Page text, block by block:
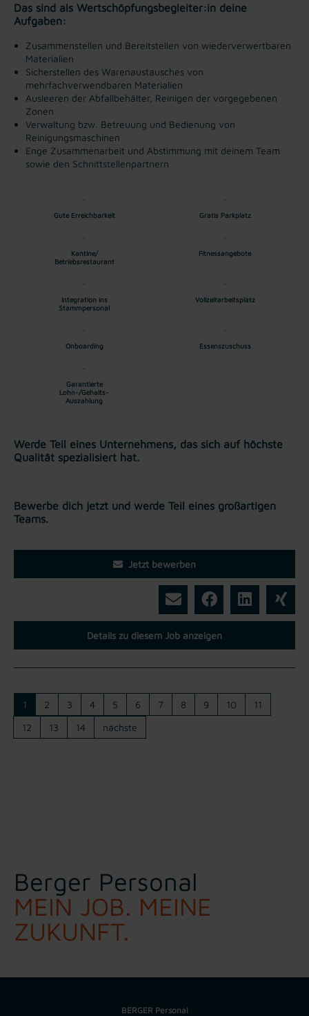
Das sind als Wertschöpfungsbegleiter:in deine
Aufgaben:
Zusammenstellen und Bereitstellen von wiederverwertbaren
Materialien
Sicherstellen des Warenaustausches von
mehrfachverwendbaren Materialien
Ausleeren der Abfallbehälter, Reinigen der vorgegebenen
Zonen
Verwaltung bzw. Betreuung und Bedienung von
Reinigungsmaschinen
Enge Zusammenarbeit und Abstimmung mit deinem Team
sowie den Schnittstellenpartnern
Gute Erreichbarkeit Gratis Parkplatz
Kantine/
Betriebsrestaurant
Fitnessangebote
Integration ins
Stammpersonal
Vollzeitarbeitsplatz
Onboarding Essenszuschuss
Garantierte
Lohn-/Gehalts-
Auszahlung
Werde Teil eines Unternehmens, das sich auf höchste
Qualität spezialisiert hat.
Bewerbe dich jetzt und werde Teil eines großartigen
Teams.
Jetzt bewerben
Details zu diesem Job anzeigen
1 2 3 4 5 6 7 8 9 10
11
12
13 14 nächste
Berger Personal
MEIN JOB. MEINE
ZUKUNFT.
BERGER Personal